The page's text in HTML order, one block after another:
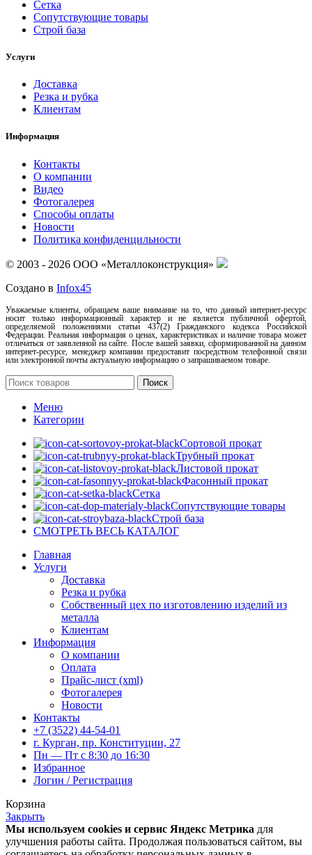
Сетка
Сопутствующие товары
Строй база
Услуги
Доставка
Резка и рубка
Клиентам
Информация
Контакты
О компании
Видео
Фотогалерея
Способы оплаты
Новости
Политика конфиденцильности
© 2003 - 2026 ООО «Металлоконструкция»
Создано в Infox45
Уважаемые клиенты, обращаем ваше внимание на то, что данный интернет-ресурс
носит только информационный характер и не является публичной офертой,
определяемой положениями статьи 437(2) Гражданского кодекса Российской
Федерации. Реальная информация о ценах, характеристиках и наличие товара может
отличаться от заявленной на сайте. После вашей заявки, сформированной на данном
интернет-ресурсе, менеджер компании предоставит посредством телефонной связи
или электронной почты актуальную информацию о запрашиваемом товаре.
Поиск
Меню
Категории
Сортовой прокат
Трубный прокат
Листовой прокат
Фасонный прокат
Сетка
Сопутствующие товары
Строй база
СМОТРЕТЬ ВЕСЬ КАТАЛОГ
Главная
Услуги
Доставка
Резка и рубка
Собственный цех по изготовлению изделий из
металла
Клиентам
Информация
О компании
Оплата
Прайс-лист (xml)
Фотогалерея
Новости
Контакты
+7 (3522) 44-54-01
г. Курган, пр. Конституции, 27
Пн — Пт с 8:30 до 16:30
Избранное
Логин / Регистрация
Корзина
Закрыть
Мы используем cookies и сервис Яндекс Метрика для
улучшения работы сайта. Продолжая пользоваться сайтом, вы